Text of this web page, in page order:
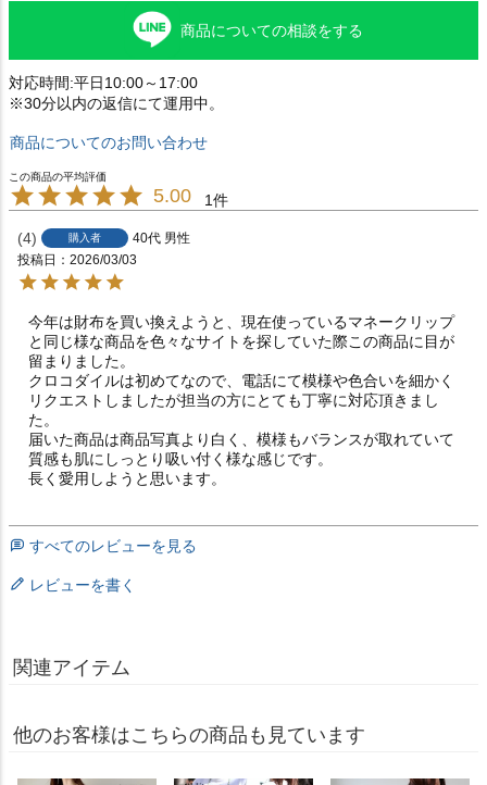
商品についての相談をする
対応時間:平日10:00～17:00
※30分以内の返信にて運用中。
商品についてのお問い合わせ
5.00 1
4 購入者 40代 男性
投稿日
2026/03/03
今年は財布を買い換えようと、現在使っているマネークリップ
と同じ様な商品を色々なサイトを探していた際この商品に目が
留まりました。
クロコダイルは初めてなので、電話にて模様や色合いを細かく
リクエストしましたが担当の方にとても丁寧に対応頂きまし
た。
届いた商品は商品写真より白く、模様もバランスが取れていて
質感も肌にしっとり吸い付く様な感じです。
長く愛用しようと思います。
すべてのレビューを見る
レビューを書く
関連アイテム
他のお客様はこちらの商品も見ています